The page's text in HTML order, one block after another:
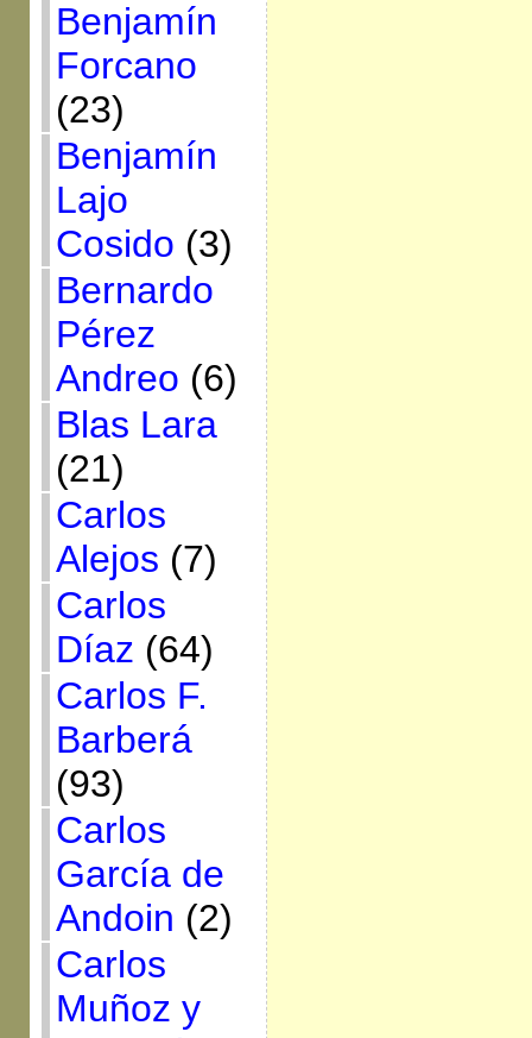
Benjamín
Forcano
(23)
Benjamín
Lajo
Cosido (3)
Bernardo
Pérez
Andreo (6)
Blas Lara
(21)
Carlos
Alejos (7)
Carlos
Díaz (64)
Carlos F.
Barberá
(93)
Carlos
García de
Andoin (2)
Carlos
Muñoz y